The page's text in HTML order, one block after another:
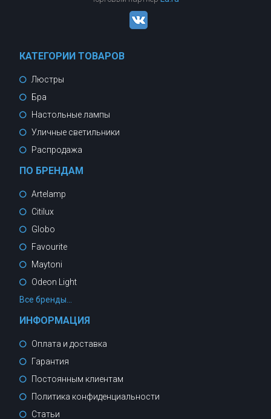
КАТЕГОРИИ ТОВАРОВ
Люстры
Бра
Настольные лампы
Уличные светильники
Распродажа
ПО БРЕНДАМ
Artelamp
Citilux
Globo
Favourite
Maytoni
Odeon Light
Все бренды...
ИНФОРМАЦИЯ
Оплата и доставка
Гарантия
Постоянным клиентам
Политика конфиденциальности
Статьи